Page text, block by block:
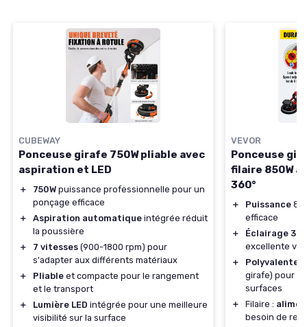
CUBEWAY
Ponceuse girafe 750W pliable avec
aspiration et LED
＋ 750W puissance professionnelle pour un
ponçage efficace
＋
Aspiration automatique intégrée réduit
la poussière
＋
7 vitesses (900-1800 rpm) pour
s'adapter aux différents matériaux
＋
Pliable et compacte pour le rangement
et le transport
＋
Lumière LED intégrée pour une meilleure
visibilité sur la surface
VEVOR
Ponceuse
filaire 850W
360°
＋ Puissance
efficace
＋
Éclairage
excellente
＋
Polyvalente
girafe) pour
surfaces
＋
Filaire :
besoin de